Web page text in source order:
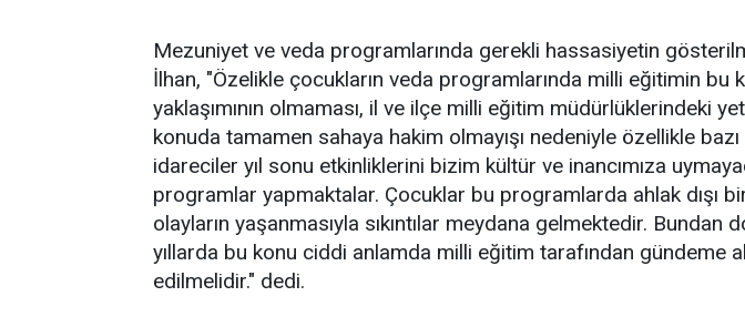
Mezuniyet ve veda programlarında gerekli hassasiyetin
İlhan, "Özelikle çocukların veda programlarında milli eğitimin bu
yaklaşımının olmaması, il ve ilçe milli eğitim müdürlüklerindeki
konuda tamamen sahaya hakim olmayışı nedeniyle özellikle
idareciler yıl sonu etkinliklerini bizim kültür ve inancımıza
programlar yapmaktalar. Çocuklar bu programlarda ahlak dışı
olayların yaşanmasıyla sıkıntılar meydana gelmektedir. Bundan
yıllarda bu konu ciddi anlamda milli eğitim tarafından gündeme
edilmelidir." dedi.